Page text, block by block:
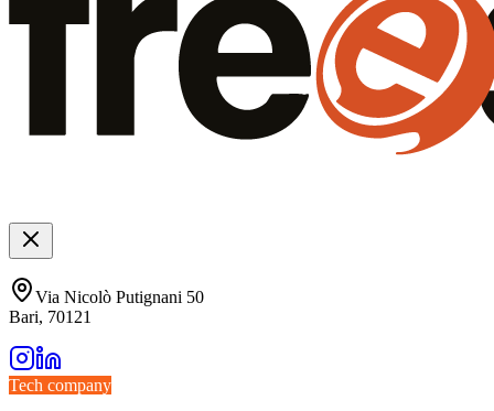
Via Nicolò Putignani 50
Bari, 70121
Tech company